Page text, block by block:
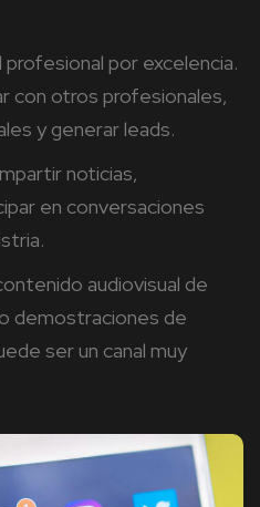
profesional por excelencia.
con otros profesionales,
y generar leads.
noticias,
en conversaciones
audiovisual de
demostraciones de
ser un canal muy